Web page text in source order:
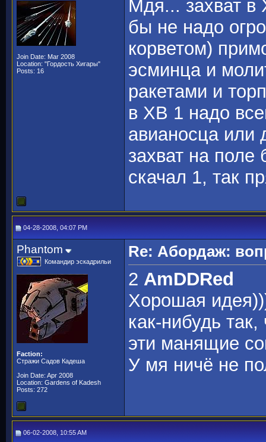
Join Date: Mar 2008
Location: "Гордость Хигары"
Posts: 16
Мдя... захват
бы не надо
корветом)
эсминца и
ракетами и
в ХВ 1 надо
авианосца
захват на поле
скачал 1, так
04-28-2008, 04:07 PM
Phantom
Командир эскадрильи
Faction:
Стражи Садов Кадеша
Join Date: Apr 2008
Location: Gardens of Kadesh
Posts: 272
Re: Абордаж:
2 AmDDRed
Хорошая
как-нибудь
эти манящие
У мя ничё не
06-02-2008, 10:55 AM